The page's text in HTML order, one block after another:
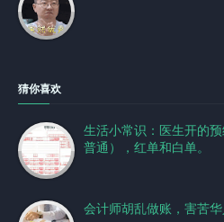
猜你喜欢
生活小常识：医生开的
普通），红单和白单。
会计师胡乱做账，害苦华